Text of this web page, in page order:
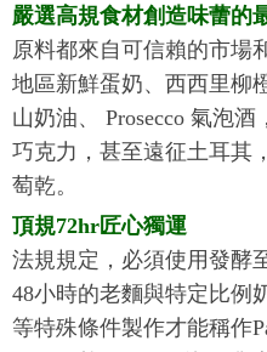
嚴選高規食材創造味蕾的
原料都來自可信賴的市場
地區新鮮蛋奶、西西里柳
山奶油、 Prosecco 氣泡
巧克力，甚至遠征土耳其
萄乾。
頂規72hr匠心獨運
法規規定，必須使用發酵
48小時的老麵與特定比例
等特殊條件製作才能稱作